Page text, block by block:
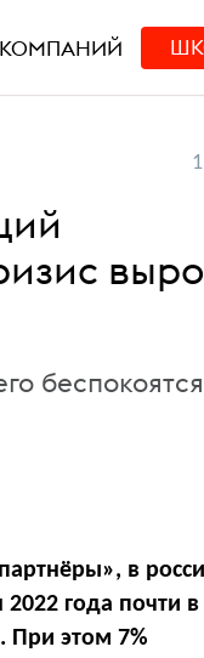
КОМПАНИЙ
беспокоятся
в
года почти в
При этом 7%